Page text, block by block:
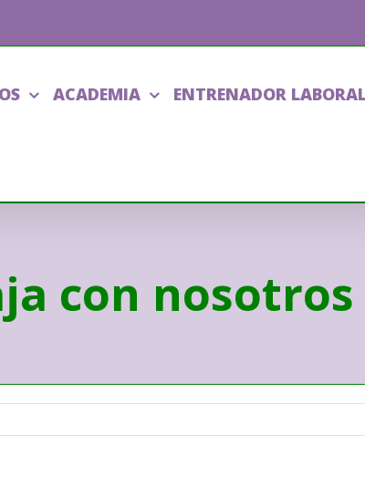
ACADEMIA ENTRENADOR
con nosotros